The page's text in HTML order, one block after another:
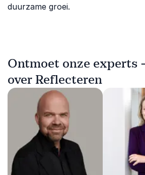
duurzame groei.
Ontmoet onze experts
over Reflecteren